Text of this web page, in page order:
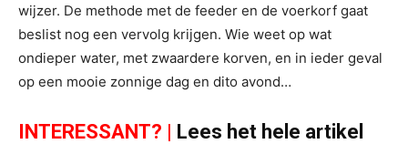
wijzer. De methode met de feeder en de voerkorf gaat
beslist nog een vervolg krijgen. Wie weet op wat
ondieper water, met zwaardere korven, en in ieder geval
op een mooie zonnige dag en dito avond…
INTERESSANT? | Lees het hele artikel